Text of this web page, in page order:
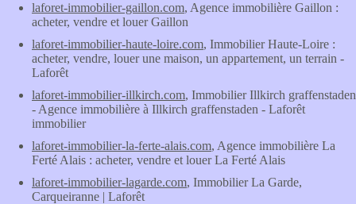
laforet-immobilier-gaillon.com, Agence immobilière Gaillon :
acheter, vendre et louer Gaillon
laforet-immobilier-haute-loire.com, Immobilier Haute-Loire :
acheter, vendre, louer une maison, un appartement, un terrain -
Laforêt
laforet-immobilier-illkirch.com, Immobilier Illkirch graffenstaden
- Agence immobilière à Illkirch graffenstaden - Laforêt
immobilier
laforet-immobilier-la-ferte-alais.com, Agence immobilière La
Ferté Alais : acheter, vendre et louer La Ferté Alais
laforet-immobilier-lagarde.com, Immobilier La Garde,
Carqueiranne | Laforêt